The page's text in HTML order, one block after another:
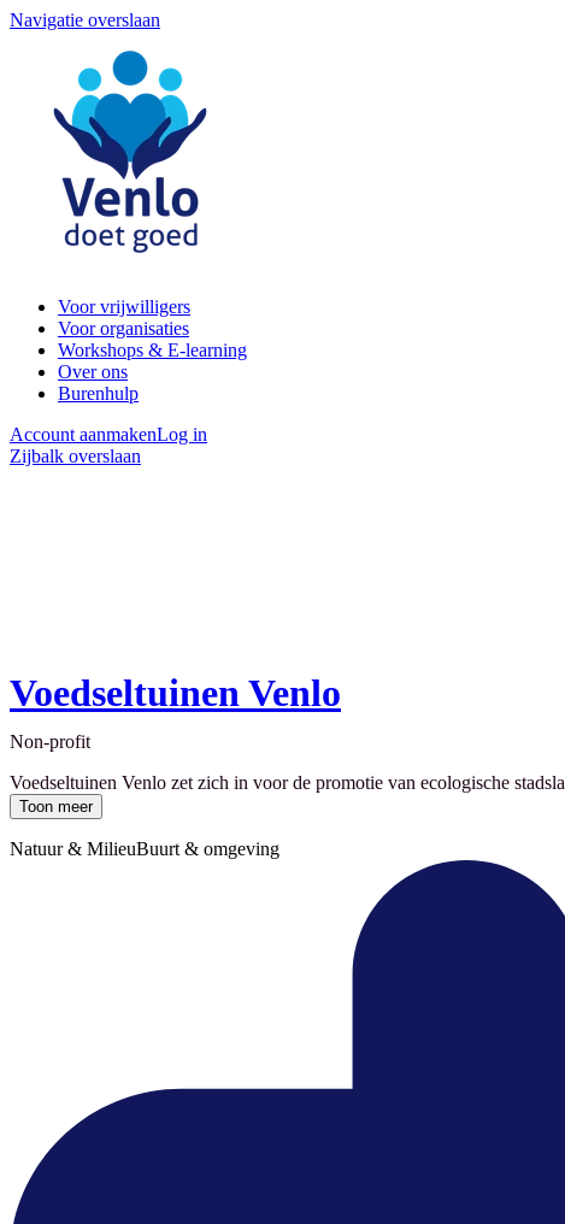
Navigatie overslaan
Voor vrijwilligers
Voor organisaties
Workshops & E-learning
Over ons
Burenhulp
Account aanmakenLog in
Zijbalk overslaan
Voedseltuinen Venlo
Non-profit
Voedseltuinen Venlo zet zich in voor de promotie van ecologische
Toon meer
Natuur & MilieuBuurt & omgeving